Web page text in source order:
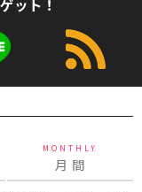
ット！
MONTHLY
月 間